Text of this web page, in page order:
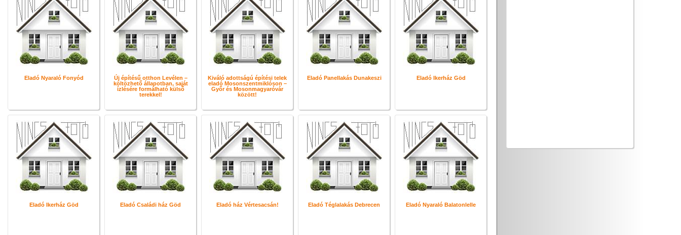
Eladó Nyaraló Fonyód
Új építésű otthon Levélen –
költözhető állapotban, saját
ízlésére formálható külső
terekkel!
Kiváló adottságú építési telek
eladó Mosonszentmiklóson –
Győr és Mosonmagyaróvár
között!
Eladó Panellakás Dunakeszi Eladó Ikerház Göd
Eladó Ikerház Göd Eladó Családi ház Göd Eladó ház Vértesacsán! Eladó Téglalakás Debrecen Eladó Nyaraló Balatonlelle